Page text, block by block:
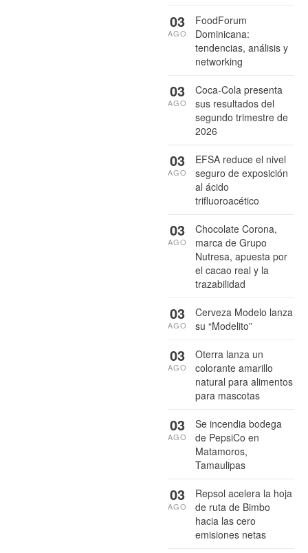
FoodForum
Dominicana:
tendencias, análisis y
networking
03
AGO
Coca-Cola presenta
sus resultados del
segundo trimestre de
2026
03
AGO
EFSA reduce el nivel
seguro de exposición
al ácido
trifluoroacético
03
AGO
Chocolate Corona,
marca de Grupo
Nutresa, apuesta por
el cacao real y la
trazabilidad
03
AGO
Cerveza Modelo lanza
su “Modelito”
03
AGO
Oterra lanza un
colorante amarillo
natural para alimentos
para mascotas
03
AGO
Se incendia bodega
de PepsiCo en
Matamoros,
Tamaulipas
03
AGO
Repsol acelera la hoja
de ruta de Bimbo
hacia las cero
emisiones netas
03
AGO